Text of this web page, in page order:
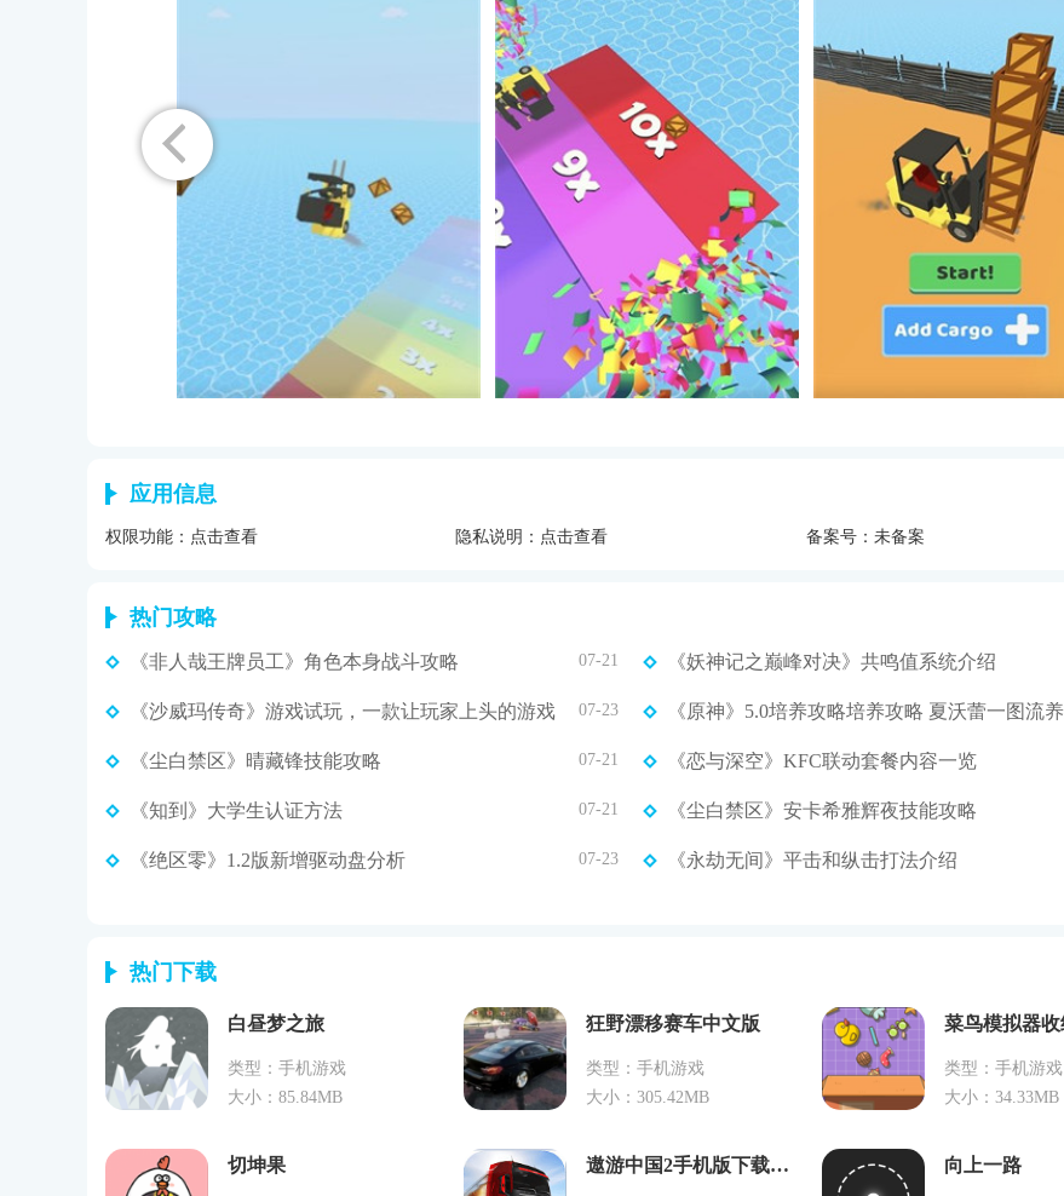
应用信息
权限功能： 点击查看 隐私说明： 点击查看 备案号：未备案
热门攻略
《非人哉王牌员工》角色本身战斗攻略 07-21 《妖神记之巅峰对决》共鸣值系统介绍
《沙威玛传奇》游戏试玩，一款让玩家上头的游戏 07-23
《尘白禁区》晴藏锋技能攻略 07-21 《恋与深空》KFC联动套餐内容一览
《知到》大学生认证方法 07-21 《尘白禁区》安卡希雅辉夜技能攻略
《绝区零》1.2版新增驱动盘分析 07-23 《永劫无间》平击和纵击打法介绍
热门下载
白昼梦之旅
类型：手机游戏
大小：85.84MB
狂野漂移赛车中文版
类型：手机游戏
大小：305.42MB
类型：手机游戏
大小：34.33MB
切坤果 遨游中国2手机版下载中文版 向上一路